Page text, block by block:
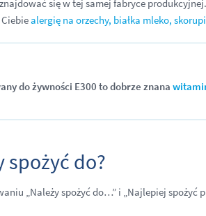
się w tej samej fabryce
alergię na orzechy, białka mleko,
do żywności E300 to dobrze znana
spożyć do?
„Należy spożyć do…” i „Najlepiej spożyć